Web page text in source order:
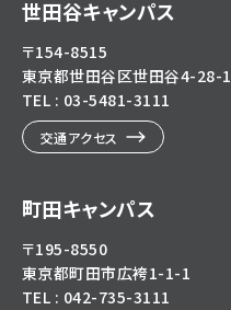
世田谷キャンパス
〒154-8515
東京都世田谷区世田谷4-28-1
TEL : 03-5481-3111
交通アクセス
町田キャンパス
〒195-8550
東京都町田市広袴1-1-1
TEL : 042-735-3111